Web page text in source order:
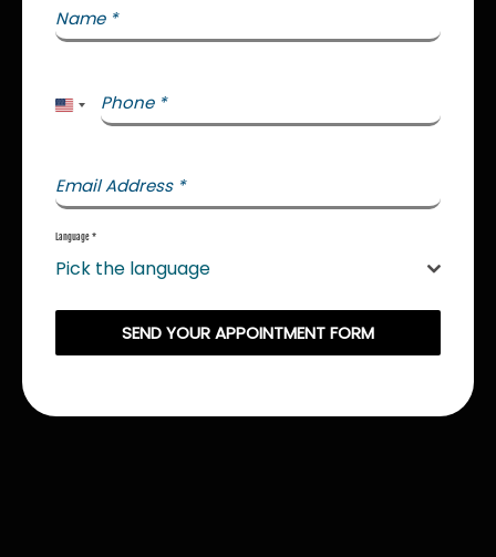
Name *
Phone *
United States +1
Email Address *
Language *
Pick the language
SEND YOUR APPOINTMENT FORM